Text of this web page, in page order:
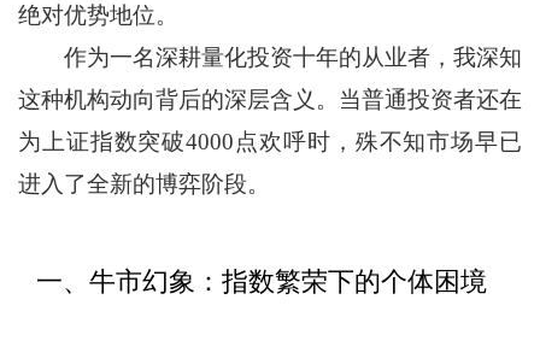
绝对优势地位。
作为一名深耕量化投资十年的从业者，我深知
这种机构动向背后的深层含义。当普通投资者还在
为上证指数突破4000点欢呼时，殊不知市场早已
进入了全新的博弈阶段。
一、牛市幻象：指数繁荣下的个体困境